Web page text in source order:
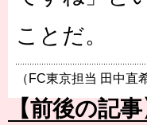
ことだ。
（FC東京担当 田中直
【前後の記事